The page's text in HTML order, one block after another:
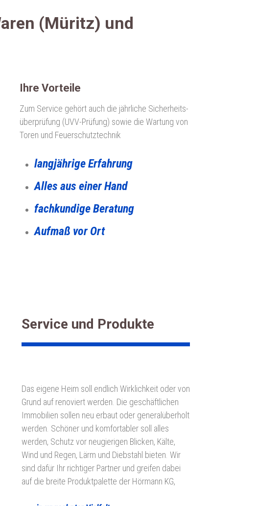
(Müritz) und
Ihre Vorteile
Zum Service gehört auch die jährliche Sicherheits­
überprüfung (UVV-Prüfung) sowie die Wartung von
Toren und Feuerschutztechnik
langjährige Erfahrung
Alles aus einer Hand
fachkundige Beratung
Aufmaß vor Ort
Service und Produkte
Das eigene Heim soll endlich Wirklichkeit oder von
Grund auf renoviert werden. Die geschäftlichen
Immobilien sollen neu erbaut oder generalüberholt
werden. Schöner und komfortabler soll alles
werden, Schutz vor neugierigen Blicken, Kälte,
Wind und Regen, Lärm und Diebstahl bieten. Wir
sind dafür Ihr richtiger Partner und greifen dabei
auf die breite Produktpalette der Hörmann KG,